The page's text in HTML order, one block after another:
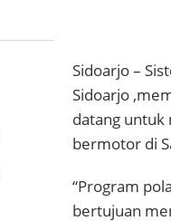
Sidoarjo –
Sidoarjo
datang untuk
bermotor di
“Program
bertujuan